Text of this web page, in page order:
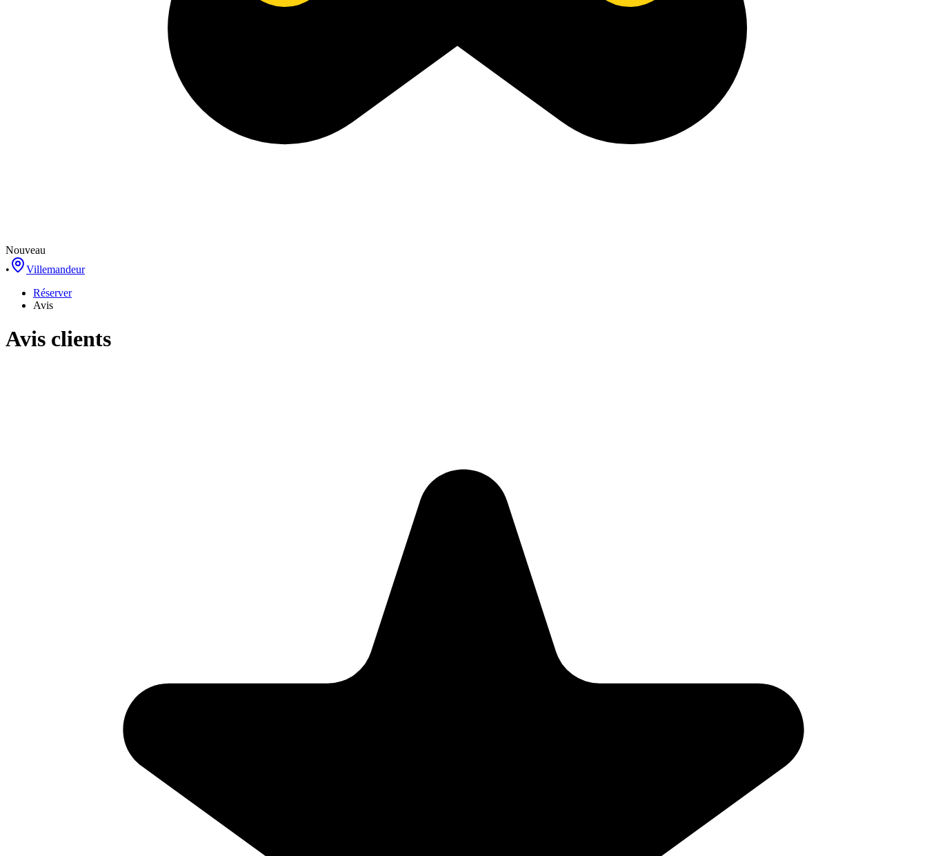
Nouveau
•
Villemandeur
Réserver
Avis
Avis clients